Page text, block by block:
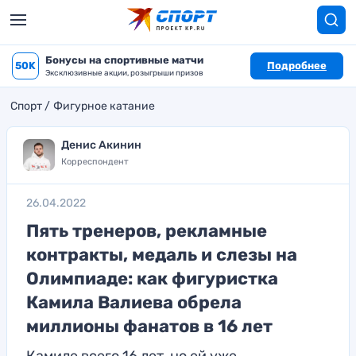
50K Бонусы на спортивные матчи
Эксклюзивные акции, розыгрыши призов
Подробнее
Спорт Фигурное катание
Денис Акинин
Корреспондент
26.04.2022
Пять тренеров, рекламные
контракты, медаль и слезы на
Олимпиаде: как фигуристка
Камила Валиева обрела
миллионы фанатов в 16 лет